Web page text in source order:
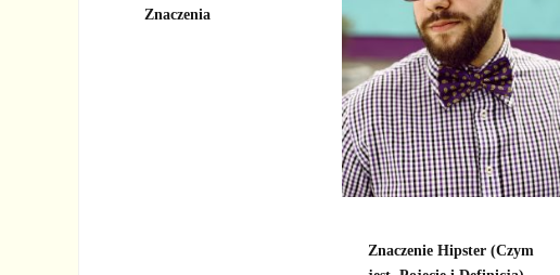
Znaczenia
Znaczenie Hipster (Czym